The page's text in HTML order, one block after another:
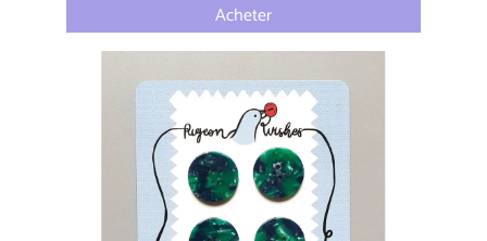
Acheter